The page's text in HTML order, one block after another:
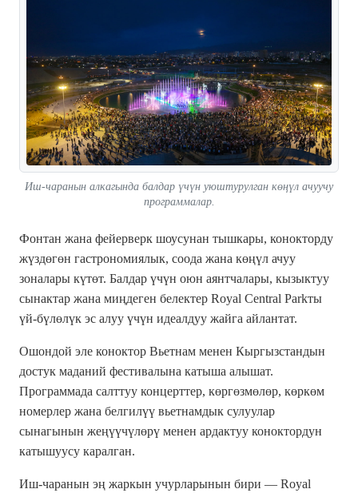
Иш-чаранын алкагында балдар үчүн уюштурулган көңүл ачуучу
программалар.
Фонтан жана фейерверк шоусунан тышкары, конокторду
жүздөгөн гастрономиялык, соода жана көңүл ачуу
зоналары күтөт. Балдар үчүн оюн аянтчалары, кызыктуу
сынактар жана миңдеген белектер Royal Central Parkты
үй-бүлөлүк эс алуу үчүн идеалдуу жайга айлантат.
Ошондой эле коноктор Вьетнам менен Кыргызстандын
достук маданий фестивалына катыша алышат.
Программада салттуу концерттер, көргөзмөлөр, көркөм
номерлер жана белгилүү вьетнамдык сулуулар
сынагынын жеңүүчүлөрү менен ардактуу коноктордун
катышуусу каралган.
Иш-чаранын эң жаркын учурларынын бири — Royal